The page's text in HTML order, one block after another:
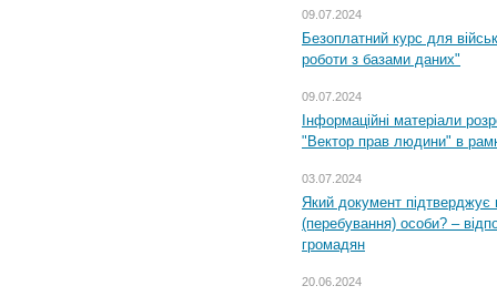
09.07.2024
Безоплатний курс для
роботи з базами даних"
09.07.2024
Інформаційні матеріали
"Вектор прав людини" в
03.07.2024
Який документ підтверджує
(перебування) особи? –
громадян
20.06.2024